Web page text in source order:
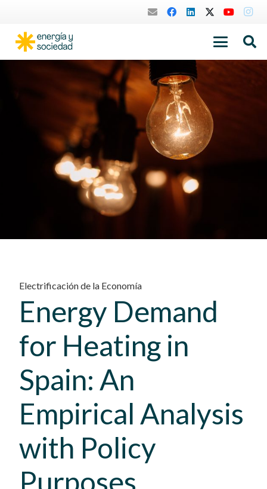
Electrificación de la Economía
Energy Demand
for Heating in
Spain: An
Empirical Analysis
with Policy
Purposes